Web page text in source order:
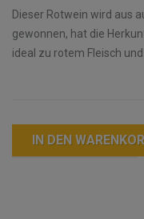
Dieser Rotwein wird aus
gewonnen, hat die
ideal zu rotem Fleisch und
IN DEN